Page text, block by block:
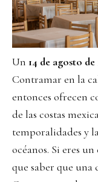
Un 14 de agosto de
Contramar en la
entonces ofrecen
de las costas
temporalidades y
océanos. Si eres
que saber que una